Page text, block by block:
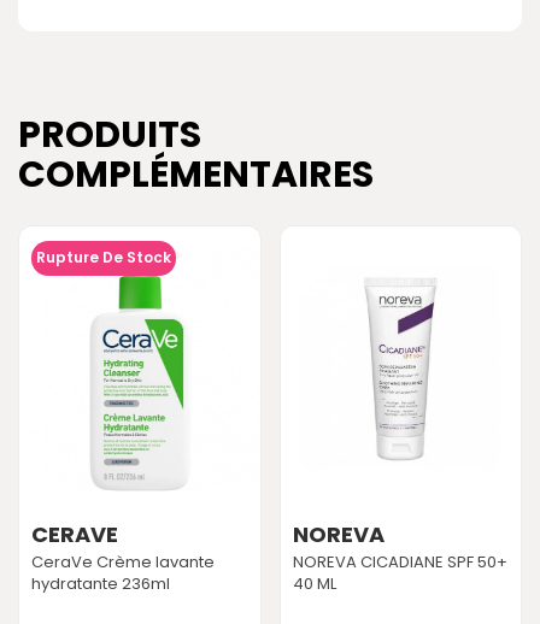
PRODUITS
COMPLÉMENTAIRES
Rupture De Stock
CERAVE
CeraVe Crème lavante
hydratante 236ml
NOREVA
NOREVA CICADIANE SPF 50+
40 ML